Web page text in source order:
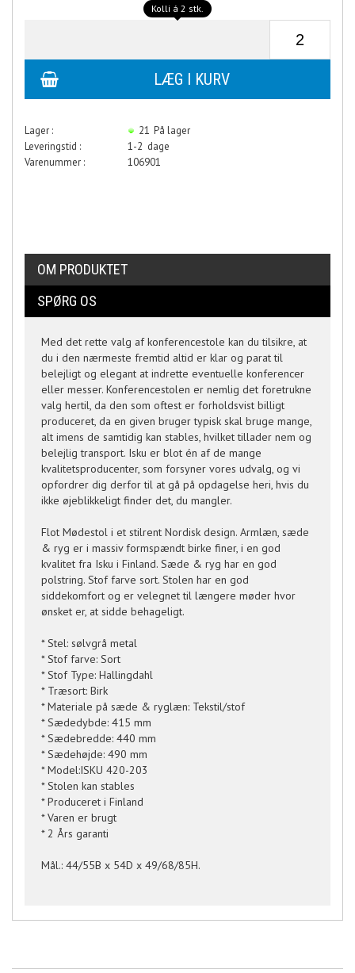
Kolli á 2 stk.
Lager : 21 På lager
Leveringstid :
1-2 dage
Varenummer :
106901
OM PRODUKTET
SPØRG OS
Med det rette valg af konferencestole kan du tilsikre, at
du i den nærmeste fremtid altid er klar og parat til
belejligt og elegant at indrette eventuelle konferencer
eller messer. Konferencestolen er nemlig det foretrukne
valg hertil, da den som oftest er forholdsvist billigt
produceret, da en given bruger typisk skal bruge mange,
alt imens de samtidig kan stables, hvilket tillader nem og
belejlig transport. Isku er blot én af de mange
kvalitetsproducenter, som forsyner vores udvalg, og vi
opfordrer dig derfor til at gå på opdagelse heri, hvis du
ikke øjeblikkeligt finder det, du mangler.
Flot Mødestol i et stilrent Nordisk design. Armlæn, sæde
& ryg er i massiv formspændt birke finer, i en god
kvalitet fra Isku i Finland. Sæde & ryg har en god
polstring. Stof farve sort. Stolen har en god
siddekomfort og er velegnet til længere møder hvor
ønsket er, at sidde behageligt.
* Stel: sølvgrå metal
* Stof farve: Sort
* Stof Type: Hallingdahl
* Træsort: Birk
* Materiale på sæde & ryglæn: Tekstil/stof
* Sædedybde: 415 mm
* Sædebredde: 440 mm
* Sædehøjde: 490 mm
* Model:ISKU 420-203
* Stolen kan stables
* Produceret i Finland
* Varen er brugt
* 2 Års garanti
Mål.: 44/55B x 54D x 49/68/85H.